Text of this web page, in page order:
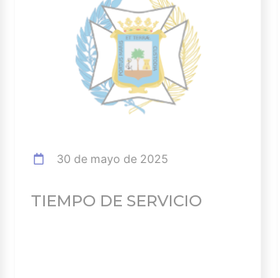
30 de mayo de 2025
TIEMPO DE SERVICIO